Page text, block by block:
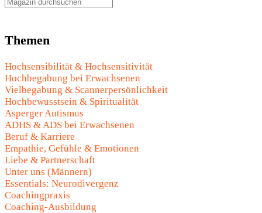
Themen
Hochsensibilität & Hochsensitivität
Hochbegabung bei Erwachsenen
Vielbegabung & Scannerpersönlichkeit
Hochbewusstsein & Spiritualität
Asperger Autismus
ADHS & ADS bei Erwachsenen
Beruf & Karriere
Empathie, Gefühle & Emotionen
Liebe & Partnerschaft
Unter uns (Männern)
Essentials: Neurodivergenz
Coachingpraxis
Coaching-Ausbildung